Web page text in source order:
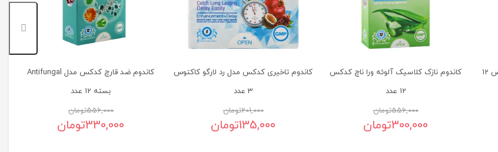
کاندوم تاخیری مستر 3 در 1 ناچ کدکس 12
کاندوم نازک کلاسیک آلوئه ورا ناچ کدکس
12 عدد
556,000تومان
300,000تومان
کاندوم تاخیری کدکس مدل رد لارگو کاکتوس
3 عدد
201,000تومان
135,000تومان
کاندوم ضد قارچ کدکس مدل Antifungal
بسته 12 عدد
556,000تومان
330,000تومان